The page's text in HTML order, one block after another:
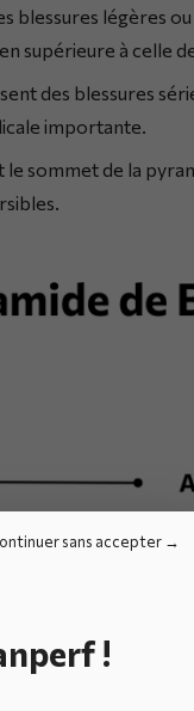
sans accepter
!
blessures légères
supérieure à celle
des blessures
importante.
le sommet de la